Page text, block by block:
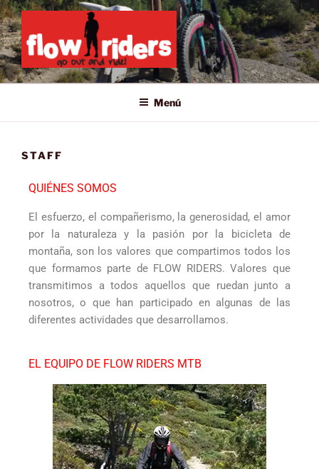
GO OUT AND RIDE!
Menú
STAFF
QUIÉNES SOMOS
El esfuerzo, el compañerismo, la generosidad, el amor
por la naturaleza y la pasión por la bicicleta de
montaña, son los valores que compartimos todos los
que formamos parte de FLOW RIDERS. Valores que
transmitimos a todos aquellos que ruedan junto a
nosotros, o que han participado en algunas de las
diferentes actividades que desarrollamos.
EL EQUIPO DE FLOW RIDERS MTB